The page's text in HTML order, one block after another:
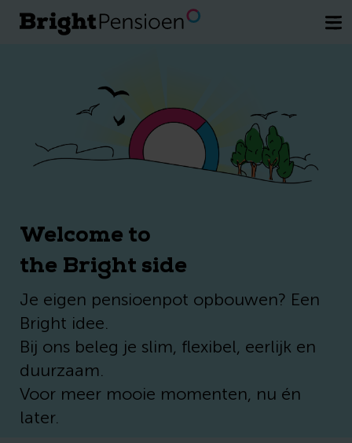
Wil je een kosteloos gesprek met een
van onze pensioenexperts.
Welcome to
the Bright side
Je eigen pensioenpot opbouwen? Een
Bright idee.
Bij ons beleg je slim, flexibel, eerlijk en
duurzaam.
Voor meer mooie momenten, nu én
later.